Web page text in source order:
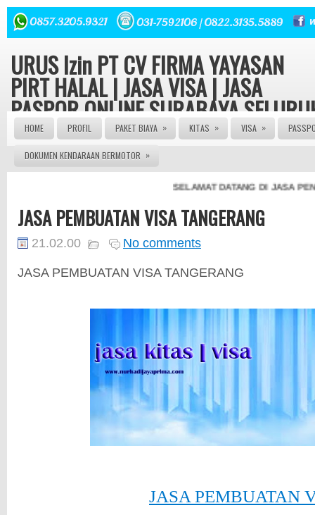
URUS Izin PT CV FIRMA YAYASAN
PIRT HALAL | JASA VISA | JASA
PASPOR ONLINE SURABAYA
INDONESIA
Konsultasi hukum dan Perizinan Gratis | Urus Izin PT CV
JASA PASPOR RUSAK | JASA PEMBUATAN PASPOR |
PASPOR | AGEN VISA | JASA VISA ONLINE | JASA
ONLINE | JASA KITAS ONLINE | JASA PEMBUATAN
JASA PEMBUATAN PASPOR | JASA PEMBUATAN VISA
ONLINE | JASA PENGURUSNA SIM | JASA PEMBUATAN
HOME PROFIL PAKET BIAYA » KITAS » VISA »
DOKUMEN KENDARAAN BERMOTOR »
SELAMAT DATANG DI JASA
JASA PEMBUATAN VISA TANGERANG
21.02.00
No comments
JASA PEMBUATAN VISA TANGERANG
JASA PEMBUATAN